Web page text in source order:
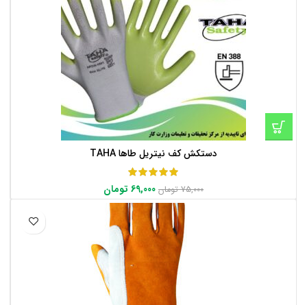
دستکش کف نیتریل طاها TAHA
75,000 تومان 69,000 تومان